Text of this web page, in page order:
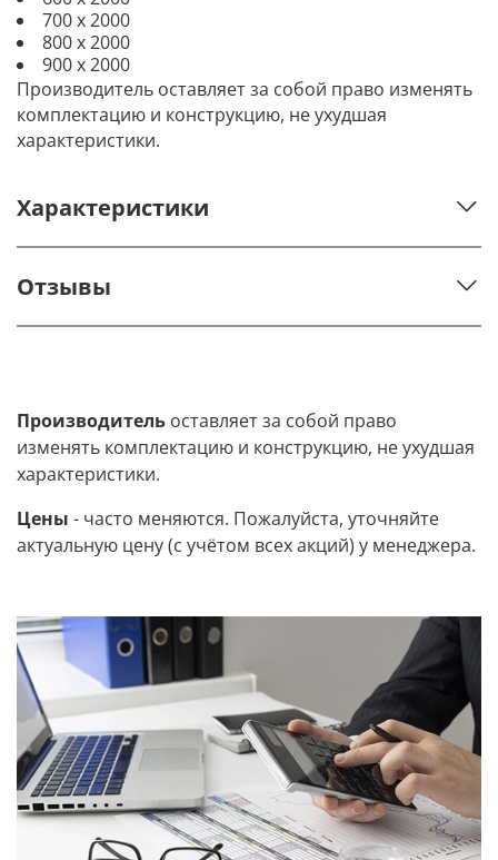
700 х 2000
800 х 2000
900 х 2000
Производитель оставляет за собой право изменять
комплектацию и конструкцию, не ухудшая
характеристики.
Характеристики
Отзывы
Производитель оставляет за собой право
изменять комплектацию и конструкцию, не ухудшая
характеристики.
Цены - часто меняются. Пожалуйста, уточняйте
актуальную цену (с учётом всех акций) у менеджера.